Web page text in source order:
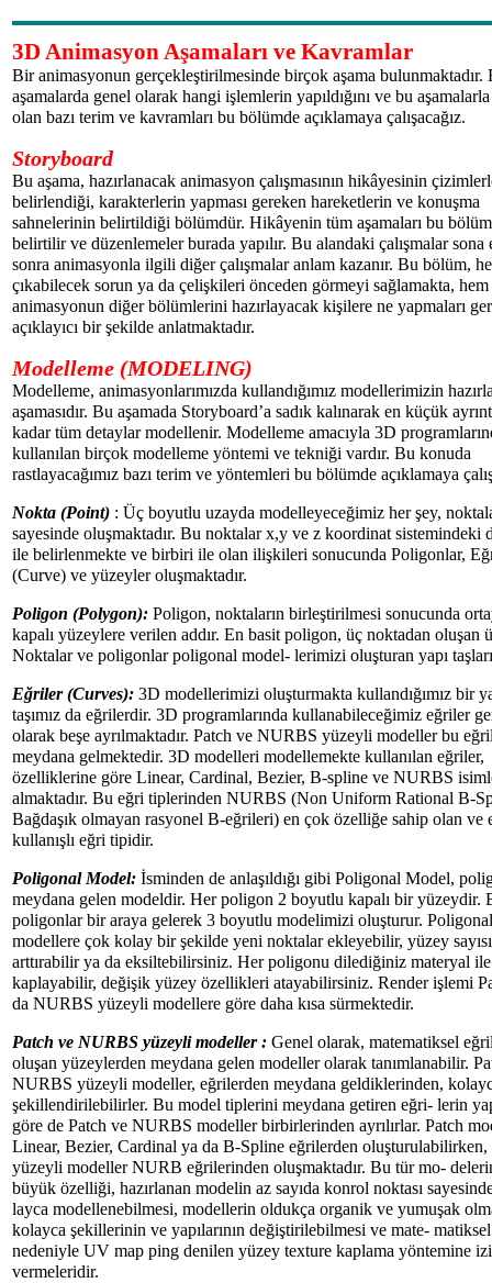
3D Animasyon Aşamaları ve Kavramlar
Bir animasyonun gerçekleştirilmesinde birçok aşama bulunmaktadır.
aşamalarda genel olarak hangi işlemlerin yapıldığını ve bu
olan bazı terim ve kavramları bu bölümde açıklamaya çalışacağız.
Storyboard
Bu aşama, hazırlanacak animasyon çalışmasının hikâyesinin
belirlendiği, karakterlerin yapması gereken hareketlerin ve konuşma
sahnelerinin belirtildiği bölümdür. Hikâyenin tüm aşamaları bu
belirtilir ve düzenlemeler burada yapılır. Bu alandaki çalışmalar sona
sonra animasyonla ilgili diğer çalışmalar anlam kazanır. Bu bölüm,
çıkabilecek sorun ya da çelişkileri önceden görmeyi sağlamakta, hem
animasyonun diğer bölümlerini hazırlayacak kişilere ne yapmaları
açıklayıcı bir şekilde anlatmaktadır.
Modelleme (MODELING)
Modelleme, animasyonlarımızda kullandığımız modellerimizin
aşamasıdır. Bu aşamada Storyboard’a sadık kalınarak en küçük
kadar tüm detaylar modellenir. Modelleme amacıyla 3D
kullanılan birçok modelleme yöntemi ve tekniği vardır. Bu konuda
rastlayacağımız bazı terim ve yöntemleri bu bölümde açıklamaya
Nokta (Point) : Üç boyutlu uzayda modelleyeceğimiz her şey,
sayesinde oluşmaktadır. Bu noktalar x,y ve z koordinat sistemindeki
ile belirlenmekte ve birbiri ile olan ilişkileri sonucunda Poligonlar,
(Curve) ve yüzeyler oluşmaktadır.
Poligon (Polygon): Poligon, noktaların birleştirilmesi sonucunda
kapalı yüzeylere verilen addır. En basit poligon, üç noktadan oluşan
Noktalar ve poligonlar poligonal model- lerimizi oluşturan yapı
Eğriler (Curves): 3D modellerimizi oluşturmakta kullandığımız bir
taşımız da eğrilerdir. 3D programlarında kullanabileceğimiz eğriler
olarak beşe ayrılmaktadır. Patch ve NURBS yüzeyli modeller bu
meydana gelmektedir. 3D modelleri modellemekte kullanılan eğriler,
özelliklerine göre Linear, Cardinal, Bezier, B-spline ve NURBS
almaktadır. Bu eğri tiplerinden NURBS (Non Uniform Rational B-
Bağdaşık olmayan rasyonel B-eğrileri) en çok özelliğe sahip olan ve
kullanışlı eğri tipidir.
Poligonal Model: İsminden de anlaşıldığı gibi Poligonal Model,
meydana gelen modeldir. Her poligon 2 boyutlu kapalı bir yüzeydir.
poligonlar bir araya gelerek 3 boyutlu modelimizi oluşturur. Poligonal
modellere çok kolay bir şekilde yeni noktalar ekleyebilir, yüzey
arttırabilir ya da eksiltebilirsiniz. Her poligonu dilediğiniz materyal ile
kaplayabilir, değişik yüzey özellikleri atayabilirsiniz. Render işlemi
da NURBS yüzeyli modellere göre daha kısa sürmektedir.
Patch ve NURBS yüzeyli modeller : Genel olarak, matematiksel
oluşan yüzeylerden meydana gelen modeller olarak tanımlanabilir.
NURBS yüzeyli modeller, eğrilerden meydana geldiklerinden,
şekillendirilebilirler. Bu model tiplerini meydana getiren eğri- lerin
göre de Patch ve NURBS modeller birbirlerinden ayrılırlar. Patch
Linear, Bezier, Cardinal ya da B-Spline eğrilerden
yüzeyli modeller NURB eğrilerinden oluşmaktadır. Bu tür mo-
büyük özelliği, hazırlanan modelin az sayıda konrol noktası
layca modellenebilmesi, modellerin oldukça organik ve yumuşak
kolayca şekillerinin ve yapılarının değiştirilebilmesi ve mate-
nedeniyle UV map ping denilen yüzey texture kaplama yöntemine
vermeleridir.